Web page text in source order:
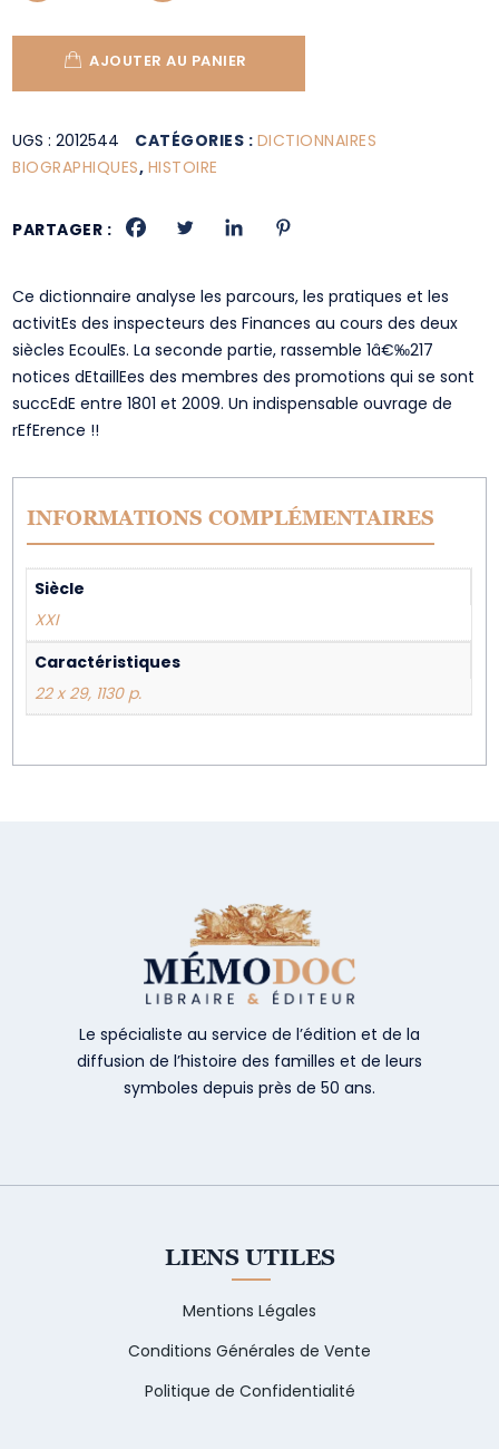
AJOUTER AU PANIER
UGS :2012544 CATÉGORIES : DICTIONNAIRES
BIOGRAPHIQUES, HISTOIRE
PARTAGER :
Ce dictionnaire analyse les parcours, les pratiques et les
activitEs des inspecteurs des Finances au cours des deux
siècles EcoulEs. La seconde partie, rassemble 1â€‰217
notices dEtaillEes des membres des promotions qui se sont
succEdE entre 1801 et 2009. Un indispensable ouvrage de
rEfErence !!
INFORMATIONS COMPLÉMENTAIRES
Siècle
XXI
Caractéristiques
22 x 29, 1130 p.
Le spécialiste au service de l’édition et de la
diffusion de l’histoire des familles et de leurs
symboles depuis près de 50 ans.
LIENS UTILES
Mentions Légales
Conditions Générales de Vente
Politique de Confidentialité